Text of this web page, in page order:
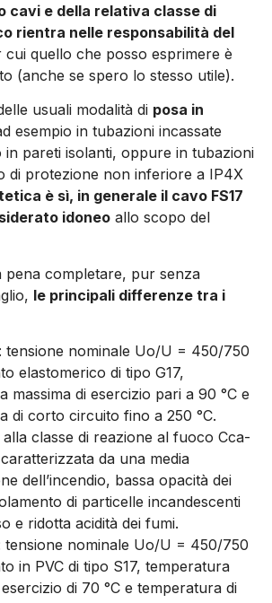
cavi e della relativa classe di
rientra nelle responsabilità del
cui quello che posso esprimere è
(anche se spero lo stesso utile).
usuali modalità di posa in
esempio in tubazioni incassate
pareti isolanti, oppure in tubazioni
di protezione non inferiore a IP4X
è sì, in generale il cavo FS17
idoneo allo scopo del
pena completare, pur senza
le principali differenze tra i
: tensione nominale Uo/U = 450/750
elastomerico di tipo G17,
massima di esercizio pari a 90 °C e
di corto circuito fino a 250 °C.
classe di reazione al fuoco Cca-
caratterizzata da una media
dell’incendio, bassa opacità dei
di particelle incandescenti
e ridotta acidità dei fumi.
tensione nominale Uo/U = 450/750
in PVC di tipo S17, temperatura
di 70 °C e temperatura di